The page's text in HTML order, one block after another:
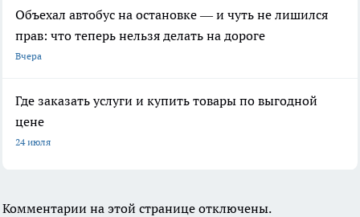
Объехал автобус на остановке — и чуть не лишился
прав: что теперь нельзя делать на дороге
Вчера
Где заказать услуги и купить товары по выгодной
цене
24 июля
Комментарии на этой странице отключены.